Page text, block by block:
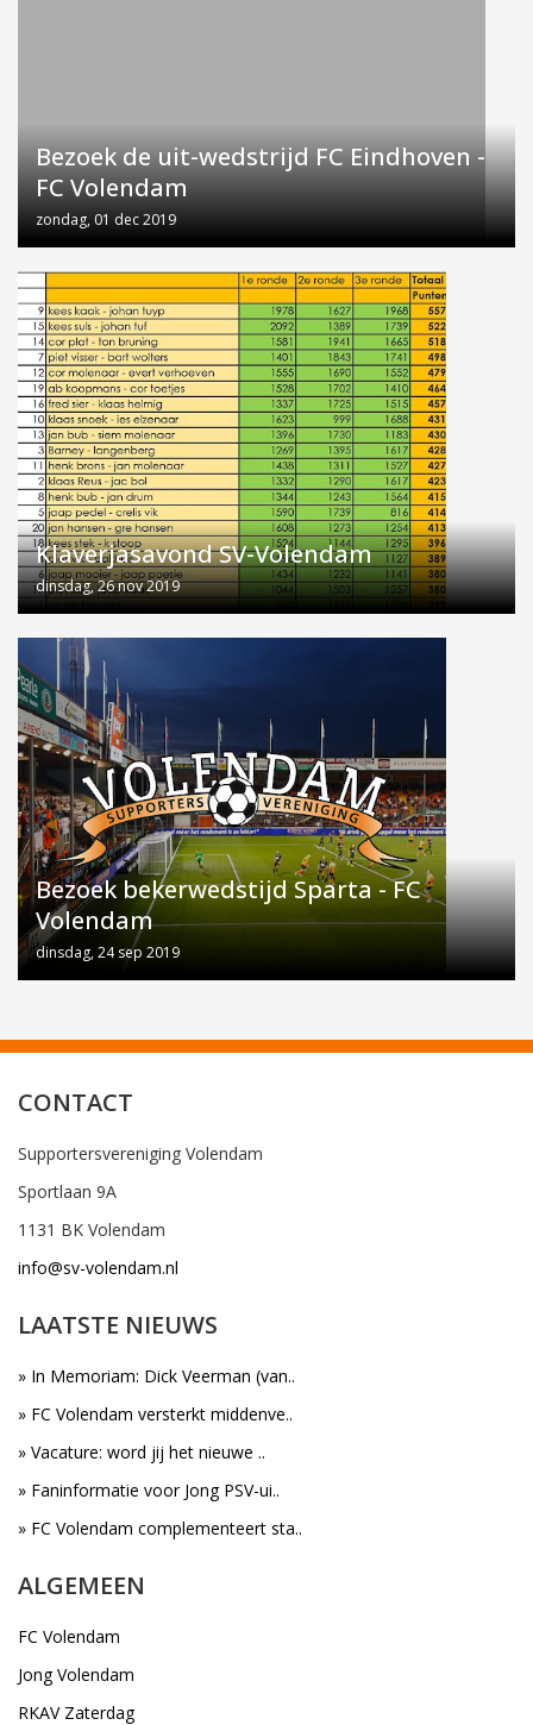
Bezoek de uit-wedstrijd FC Eindhoven -
FC Volendam
zondag, 01 dec 2019
Klaverjasavond SV-Volendam
dinsdag, 26 nov 2019
Bezoek bekerwedstijd Sparta - FC
Volendam
dinsdag, 24 sep 2019
CONTACT
Supportersvereniging Volendam
Sportlaan 9A
1131 BK Volendam
info@sv-volendam.nl
LAATSTE NIEUWS
» In Memoriam: Dick Veerman (van..
» FC Volendam versterkt middenve..
» Vacature: word jij het nieuwe ..
» Faninformatie voor Jong PSV-ui..
» FC Volendam complementeert sta..
ALGEMEEN
FC Volendam
Jong Volendam
RKAV Zaterdag